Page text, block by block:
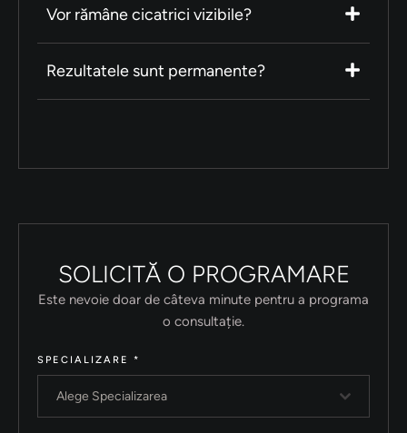
Vor rămâne cicatrici vizibile?
Rezultatele sunt permanente?
SOLICITĂ O PROGRAMARE
Este nevoie doar de câteva minute pentru a programa
o consultație.
SPECIALIZARE *
Alege Specializarea